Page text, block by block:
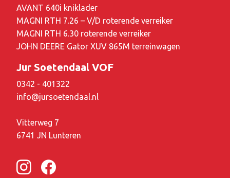
AVANT 640i kniklader
MAGNI RTH 7.26 – V/D roterende verreiker
MAGNI RTH 6.30 roterende verreiker
JOHN DEERE Gator XUV 865M terreinwagen
Jur Soetendaal VOF
0342 - 401322
info@jursoetendaal.nl
Vitterweg 7
6741 JN Lunteren